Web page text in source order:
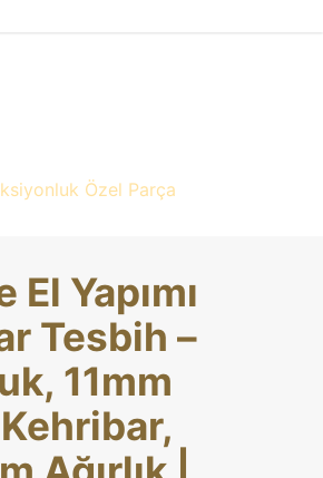
Özel Parça
Yapımı
Tesbih –
11mm